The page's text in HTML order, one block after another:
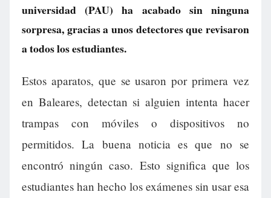
universidad (PAU) ha acabado sin ninguna
sorpresa, gracias a unos detectores que revisaron
a todos los estudiantes.
Estos aparatos, que se usaron por primera vez
en Baleares, detectan si alguien intenta hacer
trampas con móviles o dispositivos no
permitidos. La buena noticia es que no se
encontró ningún caso. Esto significa que los
estudiantes han hecho los exámenes sin usar esa